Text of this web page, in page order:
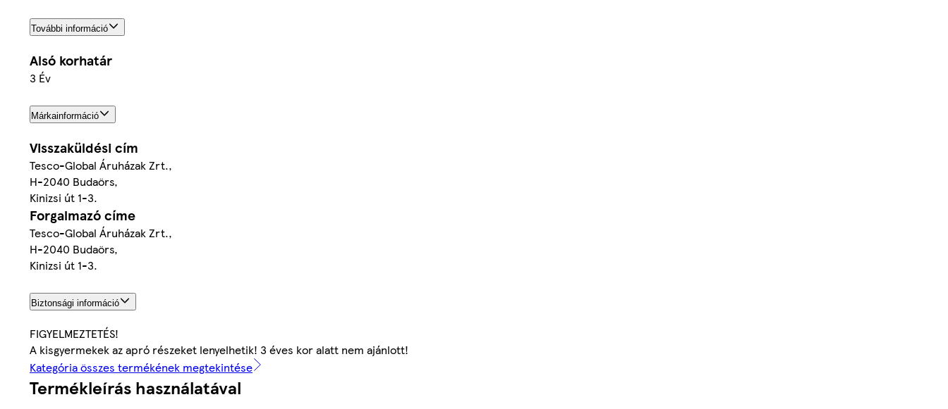
További információ
Alsó korhatár
3 Év
Márkainformáció
Visszaküldési cím
Tesco-Global Áruházak Zrt.,
H-2040 Budaörs,
Kinizsi út 1-3.
Forgalmazó címe
Tesco-Global Áruházak Zrt.,
H-2040 Budaörs,
Kinizsi út 1-3.
Biztonsági információ
FIGYELMEZTETÉS!
A kisgyermekek az apró részeket lenyelhetik! 3 éves kor alatt nem ajánlott!
Kategória összes termékének megtekintése
Termékleírás használatával